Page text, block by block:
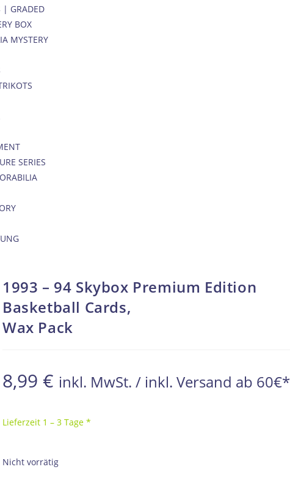
| GRADED
BOX
MYSTERY
SERIES
1993 – 94 Skybox Premium Edition
Basketball Cards,
Wax Pack
8,99 € inkl. MwSt. / inkl. Versand ab 60€*
Lieferzeit 1 – 3 Tage *
Nicht vorrätig